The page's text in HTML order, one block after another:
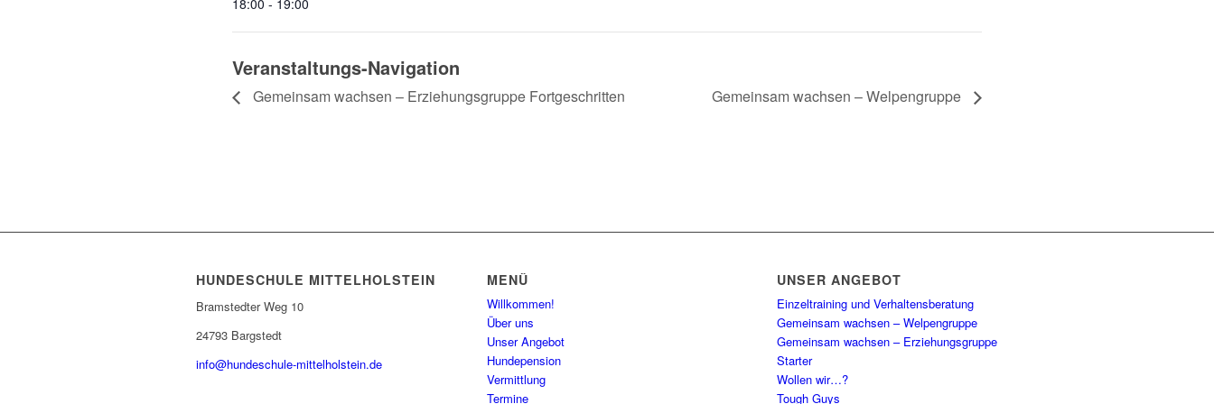
18:00 - 19:00
Veranstaltungs-Navigation
Gemeinsam wachsen – Erziehungsgruppe Fortgeschritten Gemeinsam wachsen – Welpengruppe
HUNDESCHULE MITTELHOLSTEIN
Bramstedter Weg 10
24793 Bargstedt
info@hundeschule-mittelholstein.de
MENÜ
Willkommen!
Über uns
Unser Angebot
Hundepension
Vermittlung
Termine
UNSER ANGEBOT
Einzeltraining und Verhaltensberatung
Gemeinsam wachsen – Welpengruppe
Gemeinsam wachsen – Erziehungsgruppe
Starter
Wollen wir…?
Tough Guys